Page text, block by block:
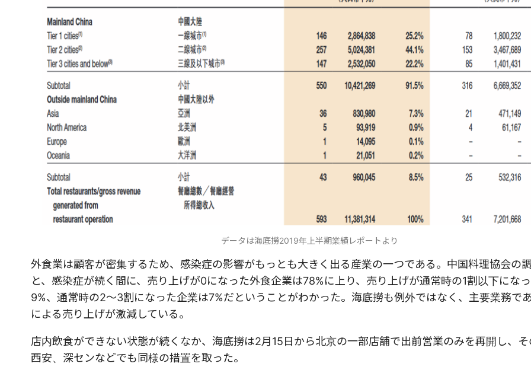
データは海底撈2019年上半期業績レポートより
外食業は顧客が密集するため、感染症の影響がもっとも大きく出る産業の一つである。中国料理協会の
と、感染症が続く間に、売り上げが0になった外食企業は78%に上り、売り上げが通常時の1割以下にな
9%、通常時の2〜3割になった企業は7%だということがわかった。海底撈も例外ではなく、主要業務で
による売り上げが激減している。
店内飲食ができない状態が続くなか、海底撈は2月15日から北京の一部店舗で出前営業のみを再開し、
西安、深センなどでも同様の措置を取った。